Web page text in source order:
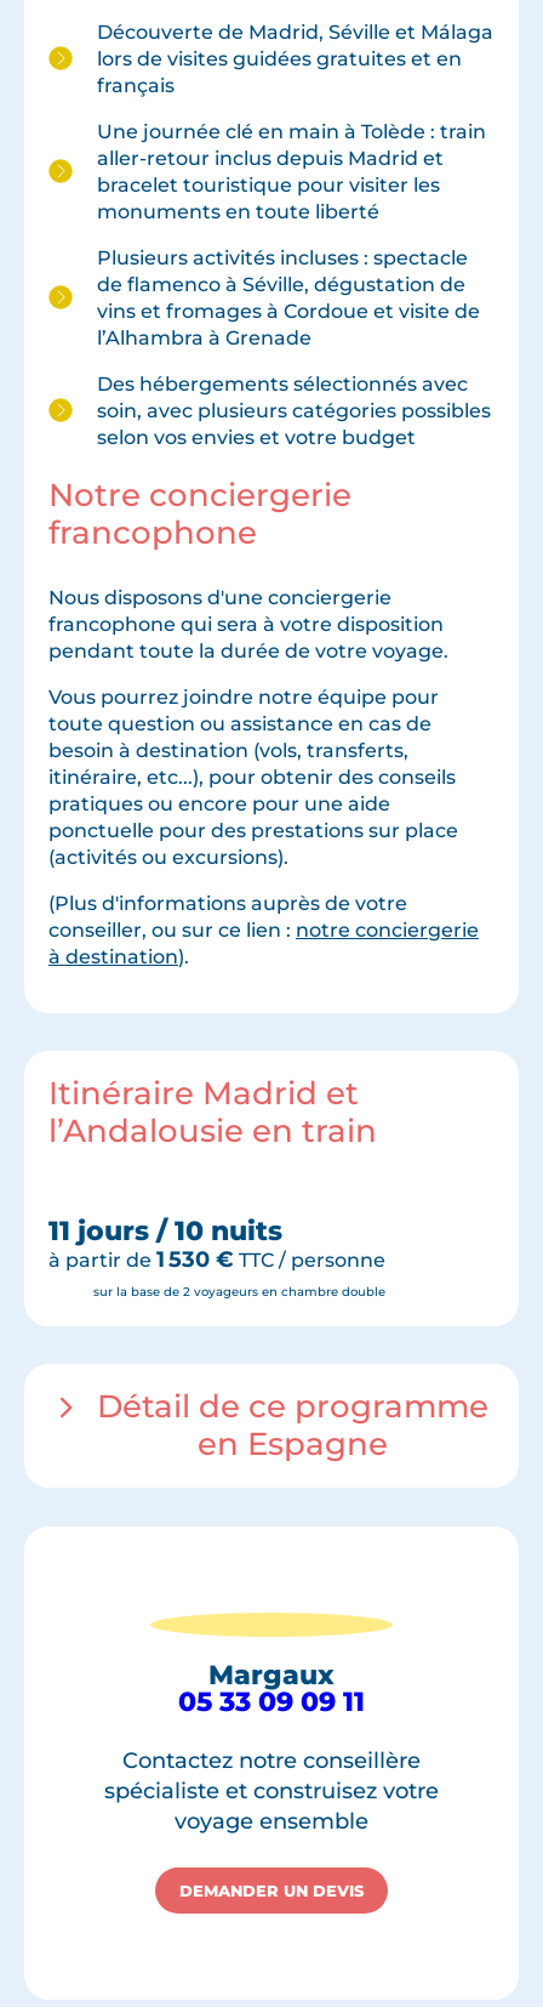
Découverte de Madrid, Séville et Málaga
lors de visites guidées gratuites et en
français
Une journée clé en main à Tolède : train
aller-retour inclus depuis Madrid et
bracelet touristique pour visiter les
monuments en toute liberté
Plusieurs activités incluses : spectacle
de flamenco à Séville, dégustation de
vins et fromages à Cordoue et visite de
l’Alhambra à Grenade
Des hébergements sélectionnés avec
soin, avec plusieurs catégories possibles
selon vos envies et votre budget
Notre conciergerie
francophone
Nous disposons d'une conciergerie
francophone qui sera à votre disposition
pendant toute la durée de votre voyage.
Vous pourrez joindre notre équipe pour
toute question ou assistance en cas de
besoin à destination (vols, transferts,
itinéraire, etc...), pour obtenir des conseils
pratiques ou encore pour une aide
ponctuelle pour des prestations sur place
(activités ou excursions).
(Plus d'informations auprès de votre
conseiller, ou sur ce lien : notre conciergerie
à destination).
Itinéraire Madrid et
l’Andalousie en train
11 jours / 10 nuits
à partir de 1 530 € TTC / personne
sur la base de 2 voyageurs en chambre double
Détail de ce programme
en Espagne
Margaux
05 33 09 09 11
Contactez notre conseillère
spécialiste et construisez votre
voyage ensemble
DEMANDER UN DEVIS